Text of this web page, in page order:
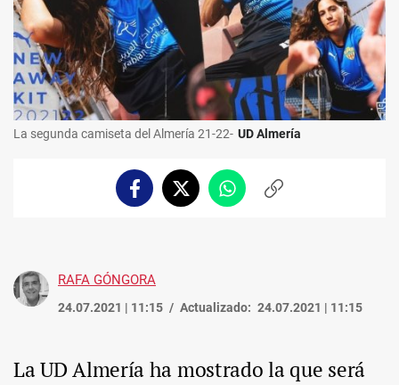
La segunda camiseta del Almería 21-22- UD Almería
FacebookTwitterWhatsappCopiar
RAFA GÓNGORA
24.07.2021 | 11:15 Actualizado: 24.07.2021 | 11:15
La UD Almería ha mostrado la que será